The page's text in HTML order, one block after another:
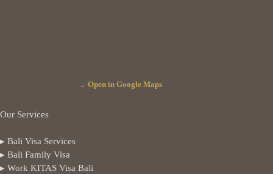
→ Open in Google Maps
Our Services
▸ Bali Visa Services
▸ Bali Family Visa
▸ Work KITAS Visa Bali